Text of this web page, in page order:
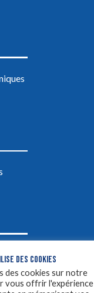
DES COOKIES
des cookies sur notre
vous offrir l'expérience